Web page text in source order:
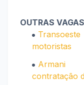
OUTRAS VAGAS
motoristas
Armani
contratação